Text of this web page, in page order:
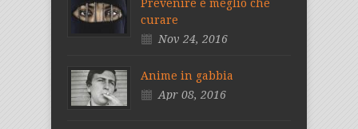
Prevenire è meglio che
curare
Nov 24, 2016
Anime in gabbia
Apr 08, 2016